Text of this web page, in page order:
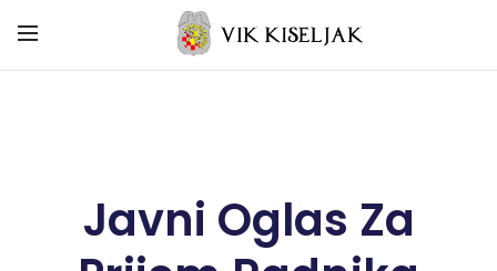
Javni Oglas Za